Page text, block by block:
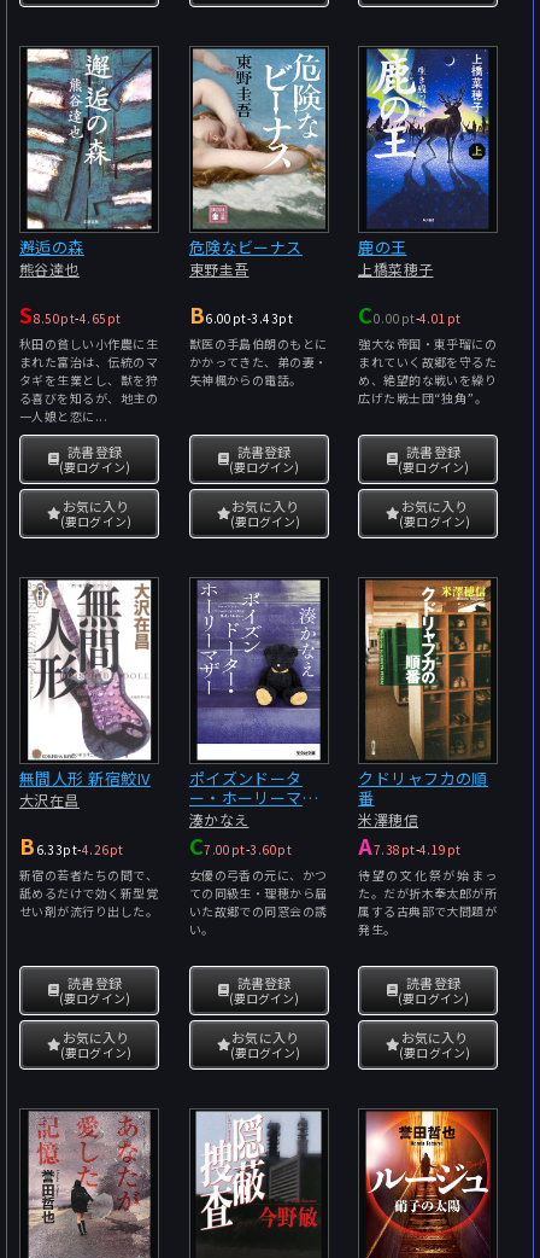
邂逅の森
熊谷達也
S8.50pt-4.65pt
秋田の貧しい小作農に生
まれた富治は、伝統のマ
タギを生業とし、獣を狩
る喜びを知るが、地主の
一人娘と恋に...
読書登録
(要ログイン)
お気に入り
(要ログイン)
危険なビーナス
東野圭吾
B6.00pt-3.43pt
獣医の手島伯朗のもとに
かかってきた、弟の妻・
矢神楓からの電話。
読書登録
(要ログイン)
お気に入り
(要ログイン)
鹿の王
上橋菜穂子
C0.00pt-4.01pt
強大な帝国・東乎瑠にの
まれていく故郷を守るた
め、絶望的な戦いを繰り
広げた戦士団“独角”。
読書登録
(要ログイン)
お気に入り
(要ログイン)
無間人形 新宿鮫IV
大沢在昌
B 6.33pt-4.26pt
新宿の若者たちの間で、
舐めるだけで効く新型覚
せい剤が流行り出した。
読書登録
(要ログイン)
お気に入り
(要ログイン)
ポイズンドータ
ー・ホーリーマザ
ー
湊かなえ
C7.00pt-3.60pt
女優の弓香の元に、かつ
ての同級生・理穂から届
いた故郷での同窓会の誘
い。
読書登録
(要ログイン)
お気に入り
(要ログイン)
クドリャフカの順
番
米澤穂信
A7.38pt-4.19pt
待望の文化祭が始まっ
た。だが折木奉太郎が所
属する古典部で大問題が
発生。
読書登録
(要ログイン)
お気に入り
(要ログイン)